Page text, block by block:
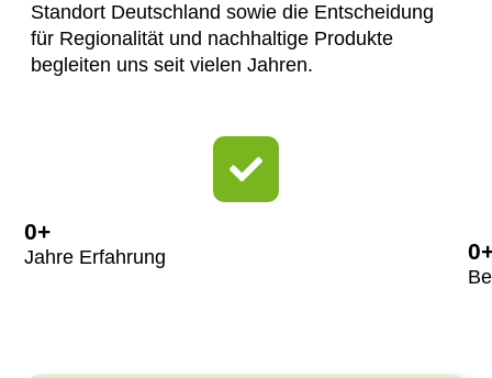
Standort Deutschland sowie die Entscheidung
für Regionalität und nachhaltige Produkte
begleiten uns seit vielen Jahren.
Jahre Erfahrung
0+
0